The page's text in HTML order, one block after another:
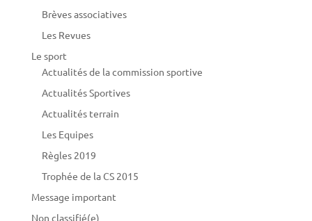
Brèves associatives
Les Revues
Le sport
Actualités de la commission sportive
Actualités Sportives
Actualités terrain
Les Equipes
Règles 2019
Trophée de la CS 2015
Message important
Non classifié(e)